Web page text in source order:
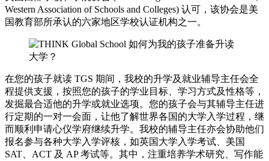
Western Association of Schools and Colleges) 认可，该协会是美
国教育部所承认的六家地区学校认证机构之一。
在您的孩子就读 TGS 期间，我校的升学及就业辅导主任会全
程提供支援，按照您的孩子的学业目标、学习方式及性格等，
发掘最合适他的升学或就业选项。您的孩子会与其辅导主任进
行定期的一对一会面，让他了解世界各国的大学入学过程，继
而顺利申请心仪学府继续升学。我校的辅导主任亦会协助他们
报名参与各种大学入学评核，如英国大学入学考试、美国
SAT、ACT 及 AP 考试等。其中，注重培养学术研究、写作能